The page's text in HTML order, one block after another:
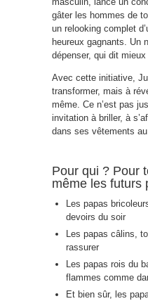
gâter les hommes de
un relooking complet
heureux gagnants. Un
dépenser, qui dit mieux
Avec cette initiative,
transformer, mais à
même. Ce n’est pas
invitation à briller, à
dans ses vêtements au
Pour qui ? Pour
même les futurs
Les papas
devoirs du soir
Les papas câlins,
rassurer
Les papas rois du
flammes comme
Et bien sûr, les